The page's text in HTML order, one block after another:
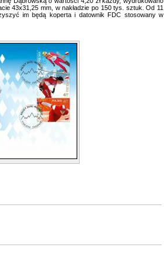
43x31,25 mm, w nakładzie po 150 tys. sztuk. Od 11
im będą koperta i datownik FDC stosowany w